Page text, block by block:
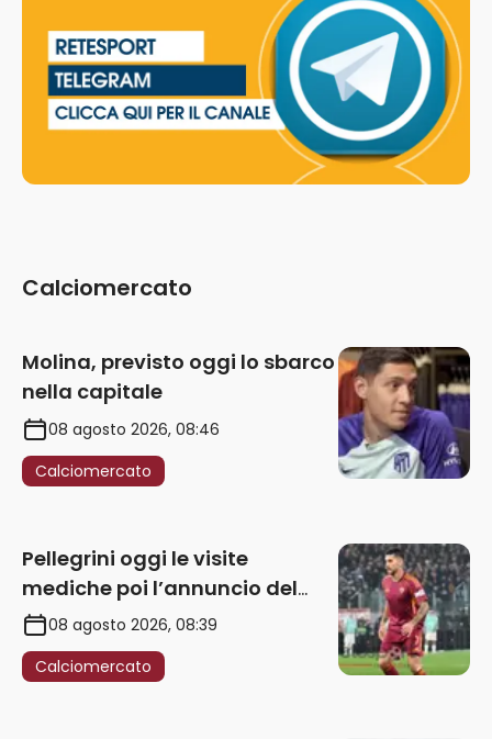
Calciomercato
Molina, previsto oggi lo sbarco
nella capitale
08 agosto 2026, 08:46
Calciomercato
Pellegrini oggi le visite
mediche poi l’annuncio del
rinnovo
08 agosto 2026, 08:39
Calciomercato